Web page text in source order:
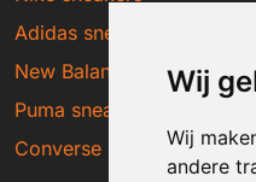
Wij
Wij
andere
Adidas sneakers
New Balance sneakers
Puma sneakers
Converse sneakers